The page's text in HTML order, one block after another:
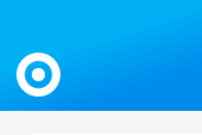
Work.ua